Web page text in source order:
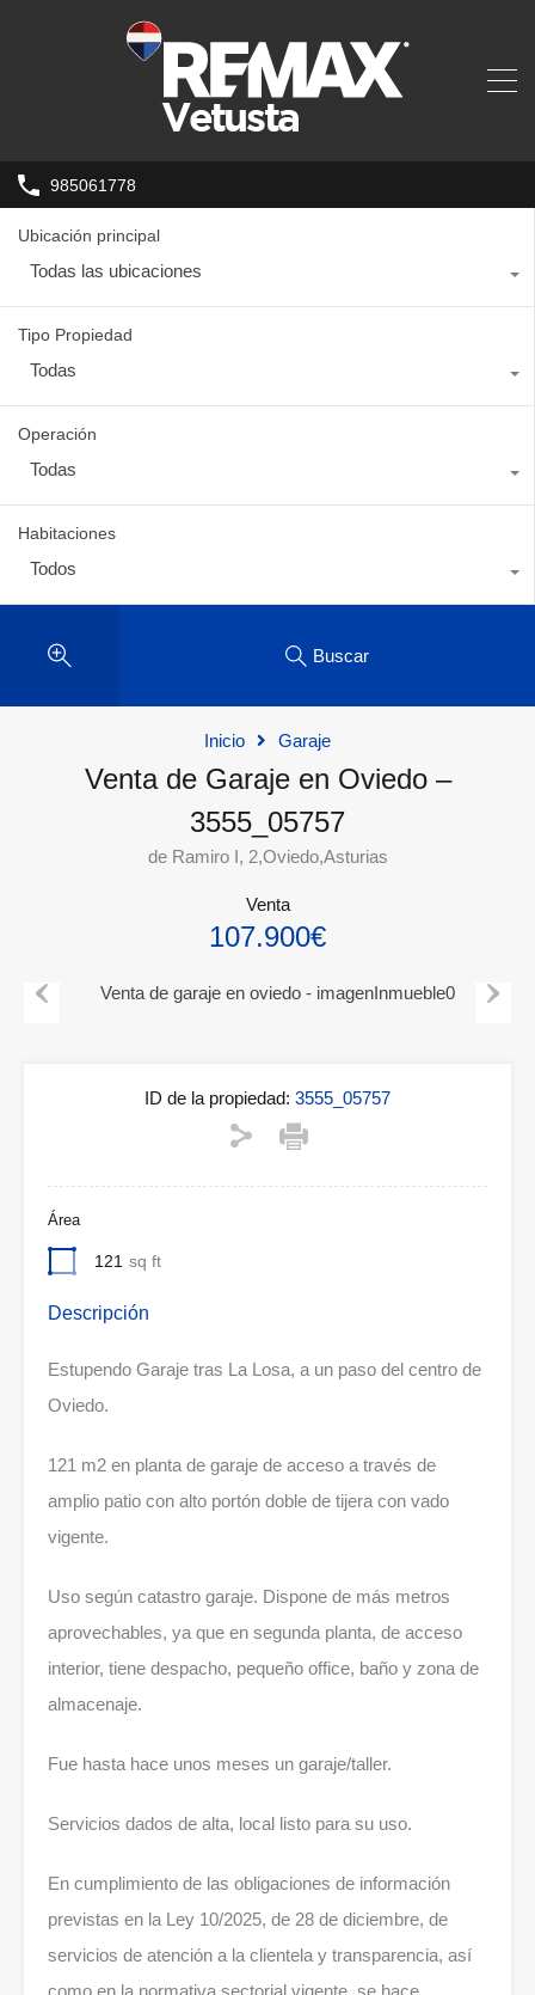
985061778
Ubicación principal
Todas las ubicaciones
Tipo Propiedad
Todas
Operación
Todas
Habitaciones
Todos
Buscar
Inicio Garaje
Venta de Garaje en Oviedo –
3555_05757
de Ramiro I, 2,Oviedo,Asturias
Venta
107.900€
ID de la propiedad: 3555_05757
Área
121 sq ft
Descripción
Estupendo Garaje tras La Losa, a un paso del centro de
Oviedo.
121 m2 en planta de garaje de acceso a través de
amplio patio con alto portón doble de tijera con vado
vigente.
Uso según catastro garaje. Dispone de más metros
aprovechables, ya que en segunda planta, de acceso
interior, tiene despacho, pequeño office, baño y zona de
almacenaje.
Fue hasta hace unos meses un garaje/taller.
Servicios dados de alta, local listo para su uso.
En cumplimiento de las obligaciones de información
previstas en la Ley 10/2025, de 28 de diciembre, de
servicios de atención a la clientela y transparencia, así
como en la normativa sectorial vigente, se hace